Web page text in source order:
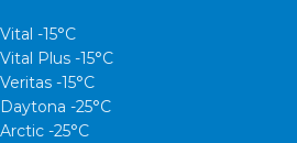
Vital -15°С
Vital Plus -15°C
Veritas -15°С
Daytona -25°С
Arctic -25°С